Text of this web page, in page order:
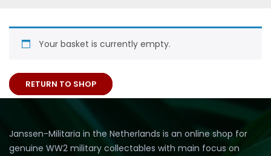
Your basket is currently empty.
RETURN TO SHOP
Janssen-Militaria in the Netherlands is an online shop for
genuine WW2 military collectables with main focus on